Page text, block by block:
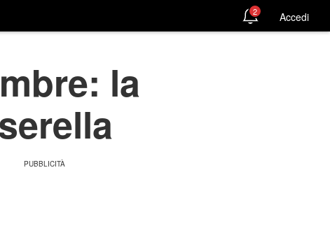
2 Accedi
la